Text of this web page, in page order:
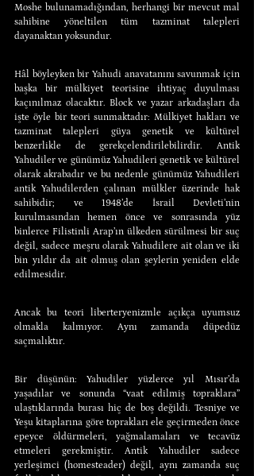
Moshe bulunamadığından, herhangi bir mevcut mal
sahibine yöneltilen tüm tazminat talepleri
dayanaktan yoksundur.
Hâl böyleyken bir Yahudi anavatanını savunmak için
başka bir mülkiyet teorisine ihtiyaç duyulması
kaçınılmaz olacaktır. Block ve yazar arkadaşları da
işte öyle bir teori sunmaktadır: Mülkiyet hakları ve
tazminat talepleri güya genetik ve kültürel
benzerlikle de gerekçelendirilebilirdir. Antik
Yahudiler ve günümüz Yahudileri genetik ve kültürel
olarak akrabadır ve bu nedenle günümüz Yahudileri
antik Yahudilerden çalınan mülkler üzerinde hak
sahibidir; ve 1948’de İsrail Devleti’nin
kurulmasından hemen önce ve sonrasında yüz
binlerce Filistinli Arap’ın ülkeden sürülmesi bir suç
değil, sadece meşru olarak Yahudilere ait olan ve iki
bin yıldır da ait olmuş olan şeylerin yeniden elde
edilmesidir.
Ancak bu teori liberteryenizmle açıkça uyumsuz
olmakla kalmıyor. Aynı zamanda düpedüz
saçmalıktır.
Bir düşünün: Yahudiler yüzlerce yıl Mısır’da
yaşadılar ve sonunda “vaat edilmiş topraklara”
ulaştıklarında burası hiç de boş değildi. Tesniye ve
Yeşu kitaplarına göre toprakları ele geçirmeden önce
epeyce öldürmeleri, yağmalamaları ve tecavüz
etmeleri gerekmiştir. Antik Yahudiler sadece
yerleşimci (homesteader) değil, aynı zamanda suç